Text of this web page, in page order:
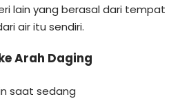
lain yang berasal dari tempat
air itu sendiri.
Arah Daging
saat sedang